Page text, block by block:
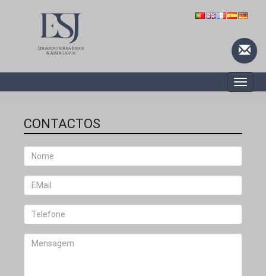
Toggle
CONTACTOS